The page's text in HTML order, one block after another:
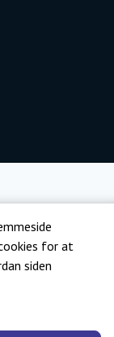
for at
siden